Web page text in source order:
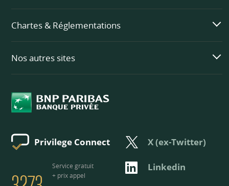
Chartes & Réglementations
Nos autres sites
Privilege Connect
3273
Service gratuit
+ prix appel
X (ex-Twitter)
Linkedin